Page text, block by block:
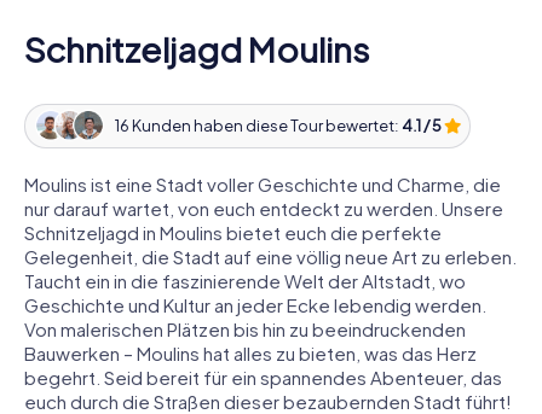
Schnitzeljagd Moulins
16 Kunden haben diese Tour bewertet: 4.1 / 5
Moulins ist eine Stadt voller Geschichte und Charme, die
nur darauf wartet, von euch entdeckt zu werden. Unsere
Schnitzeljagd in Moulins bietet euch die perfekte
Gelegenheit, die Stadt auf eine völlig neue Art zu erleben.
Taucht ein in die faszinierende Welt der Altstadt, wo
Geschichte und Kultur an jeder Ecke lebendig werden.
Von malerischen Plätzen bis hin zu beeindruckenden
Bauwerken – Moulins hat alles zu bieten, was das Herz
begehrt. Seid bereit für ein spannendes Abenteuer, das
euch durch die Straßen dieser bezaubernden Stadt führt!